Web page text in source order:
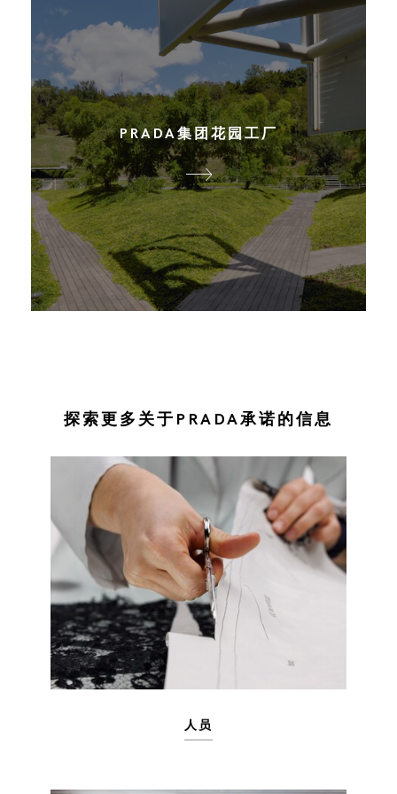
PRADA集团花园工厂
探索更多关于PRADA承诺的信息
人员